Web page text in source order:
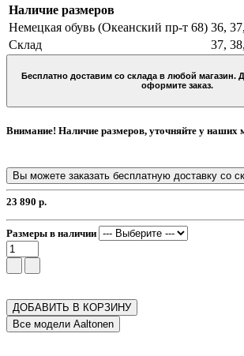
Наличие размеров
Немецкая обувь (Океанский пр-т 68) 36,
Склад
37,
Бесплатно доставим со склада в любой магазин. Добавьте в корзину и
оформите заказ.
Внимание! Наличие размеров, уточняйте у наших
Вы можете заказать бесплатную доставку со
23 890 р.
Размеры в наличии
ДОБАВИТЬ В КОРЗИНУ